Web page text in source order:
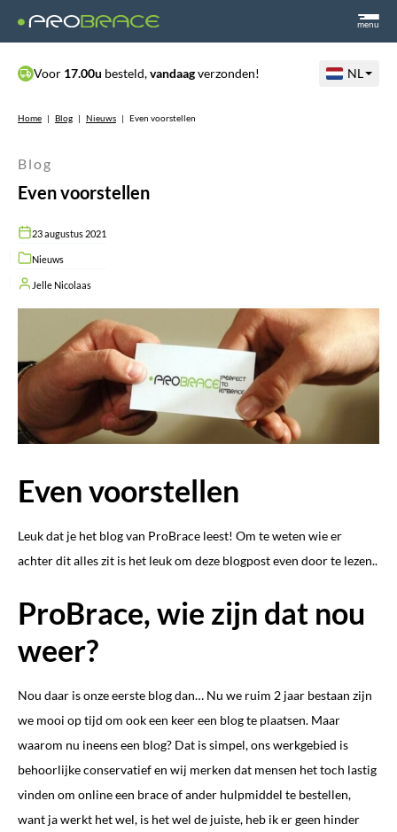
menu
Voor 17.00u besteld,vandaagverzonden! NL
Home | Blog | Nieuws | Even voorstellen
Blog
Even voorstellen
23 augustus 2021
Nieuws
Jelle Nicolaas
Even voorstellen
Leuk dat je het blog van ProBrace leest! Om te weten wie er
achter dit alles zit is het leuk om deze blogpost even door te lezen..
ProBrace, wie zijn dat nou
weer?
Nou daar is onze eerste blog dan… Nu we ruim 2 jaar bestaan zijn
we mooi op tijd om ook een keer een blog te plaatsen. Maar
waarom nu ineens een blog? Dat is simpel, ons werkgebied is
behoorlijke conservatief en wij merken dat mensen het toch lastig
vinden om online een brace of ander hulpmiddel te bestellen,
want ja werkt het wel, is het wel de juiste, heb ik er geen hinder